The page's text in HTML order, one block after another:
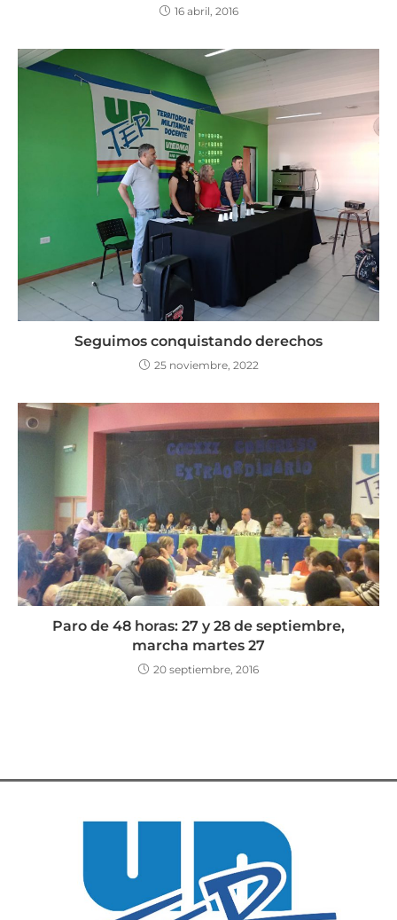
16 abril, 2016
Seguimos conquistando derechos
25 noviembre, 2022
Paro de 48 horas: 27 y 28 de septiembre,
marcha martes 27
20 septiembre, 2016